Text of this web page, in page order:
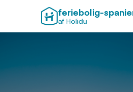
feriebolig-
af Holidu